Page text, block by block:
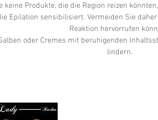
keine Produkte, die die Region reizen
Epilation sensibilisiert. Vermeiden Sie
Reaktion hervorrufen
oder Cremes mit beruhigenden
lindern.